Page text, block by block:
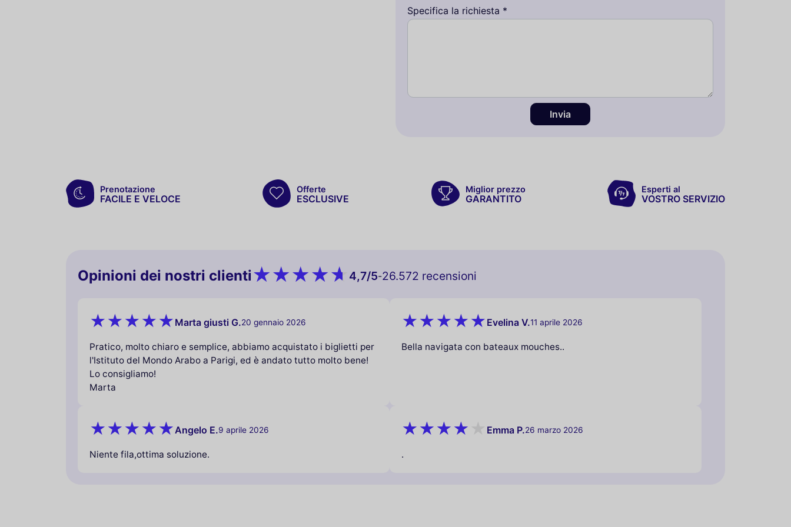
Specifica la richiesta *
Invia
Prenotazione
FACILE E VELOCE
Offerte
ESCLUSIVE
Miglior prezzo
GARANTITO
Esperti al
VOSTRO SERVIZIO
Opinioni dei nostri clienti 4,7/5-26.572 recensioni
Marta giusti G.20 gennaio 2026
Pratico, molto chiaro e semplice, abbiamo acquistato i biglietti per
l'Istituto del Mondo Arabo a Parigi, ed è andato tutto molto bene!
Lo consigliamo!
Marta
Evelina V.11 aprile 2026
Bella navigata con bateaux mouches..
Angelo E.9 aprile 2026
Niente fila,ottima soluzione.
Emma P.26 marzo 2026
.